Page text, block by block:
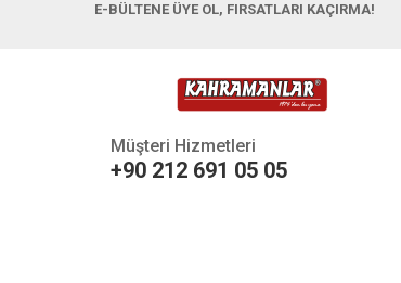
E-BÜLTENE ÜYE OL, FIRSATLARI KAÇIRMA!
Müşteri Hizmetleri
+90 212 691 05 05